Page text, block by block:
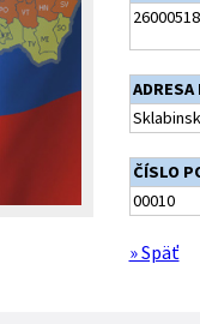
ADRESA
ČÍSLO
00010
» Späť